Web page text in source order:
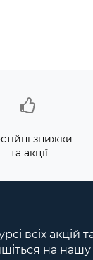
знижки
та акції
всіх акцій
на